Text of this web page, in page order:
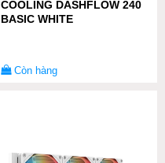
COOLING DASHFLOW 240
BASIC WHITE
Còn hàng